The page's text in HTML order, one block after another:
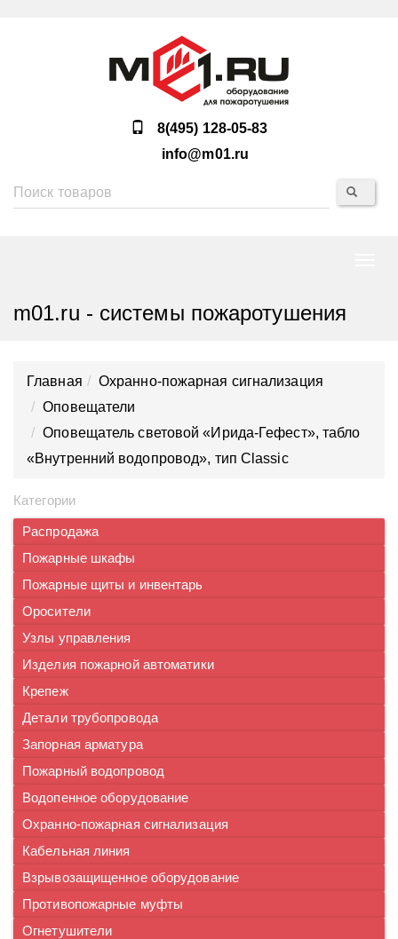
8(495) 128-05-83
info@m01.ru
m01.ru - системы пожаротушения
Главная
Охранно-пожарная сигнализация
Оповещатели
Оповещатель световой «Ирида-Гефест», табло
«Внутренний водопровод», тип Classic
Категории
Распродажа
Пожарные шкафы
Пожарные щиты и инвентарь
Оросители
Узлы управления
Изделия пожарной автоматики
Крепеж
Детали трубопровода
Запорная арматура
Пожарный водопровод
Водопенное оборудование
Охранно-пожарная сигнализация
Кабельная линия
Взрывозащищенное оборудование
Противопожарные муфты
Огнетушители